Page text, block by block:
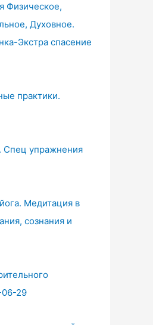
Физическое,
Духовное.
Экстра спасение
практики.
Спец упражнения
Медитация в
сознания и
06-29